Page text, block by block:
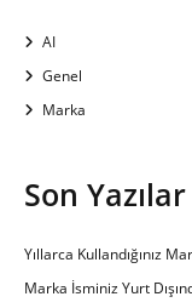
AI
Genel
Marka
Son Yazılar
Yıllarca Kullandığınız
Marka İsminiz Yurt